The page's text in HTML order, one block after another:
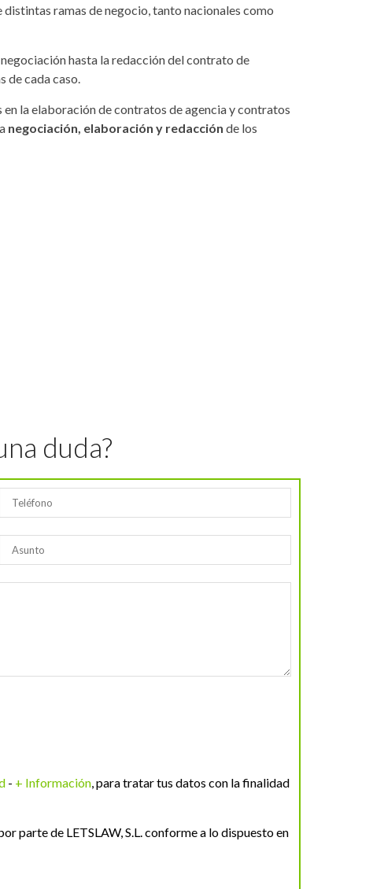
ramas de negocio, tanto nacionales como
hasta la redacción del contrato de
de cada caso.
la elaboración de contratos de agencia y contratos
negociación, elaboración y redacción de los
duda?
- + Información, para tratar tus datos con la finalidad
parte de LETSLAW, S.L. conforme a lo dispuesto en